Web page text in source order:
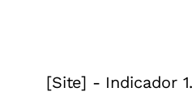
trechos da própria